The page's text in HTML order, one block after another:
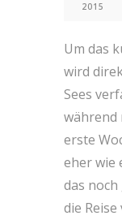
2015
Um das
wird
Sees
während
erste
eher wie
das
die